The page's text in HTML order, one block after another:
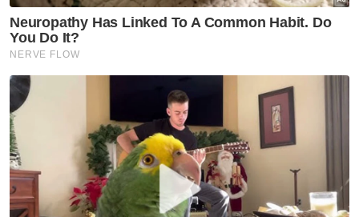
mangsa kedua, Aish Dayyan Raiqal Arijanto,
9, ditemui,” katanya.
Komisioner Mohd Iqbal Ibrahim berkata,
kedua-dua mangsa dipercayai mandi di
kawasan takungan air projek mitigasi banjir
sebelum kejadian berlaku.
Siasatan awal mendapati kedua-dua kanak-
kanak itu dilihat bermain dan mandi sebelum